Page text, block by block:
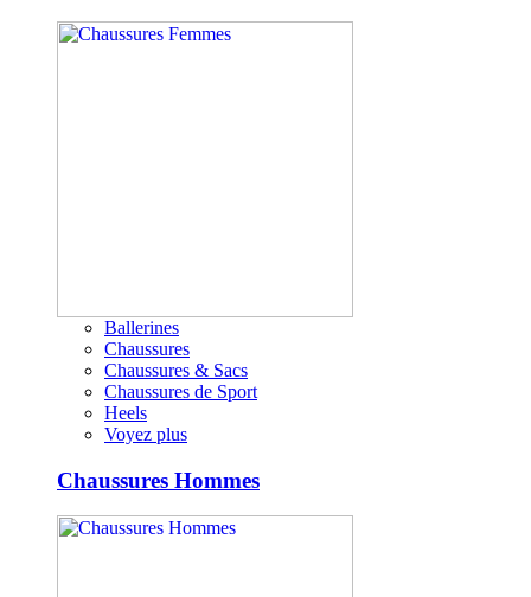
Ballerines
Chaussures
Chaussures & Sacs
Chaussures de Sport
Heels
Voyez plus
Chaussures Hommes